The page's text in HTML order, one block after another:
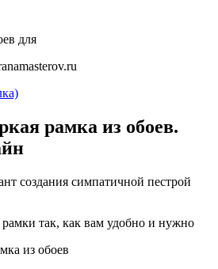
рамка из обоев.
создания симпатичной пестрой
так, как вам удобно и нужно